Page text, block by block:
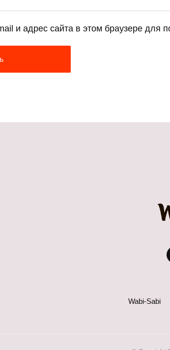
и адрес сайта в этом браузере для
Wabi-Sabi